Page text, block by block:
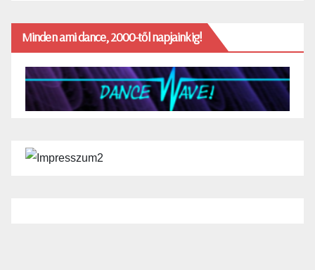
Minden ami dance, 2000-től napjainkig!